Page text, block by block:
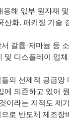
응해 읷부 원자재
산화, 패키징 기술
갈륨·저마늄 등
및 디스플레이 업
의 선제적 공급망
에 의존하고 있어
이라는 지적도 제기
로 반도체 제조장